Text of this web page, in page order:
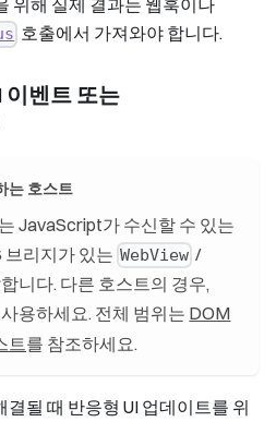
위해 실제 결과는 웹훅이나
호출에서 가져와야 합니다.
이벤트 또는
는 호스트
JavaScript가 수신할 수 있는
브리지가 있는 WebView /
니다. 다른 호스트의 경우,
용하세요. 전체 범위는 DOM
트 를 참조하세요.
될 때 반응형 UI 업데이트를 위